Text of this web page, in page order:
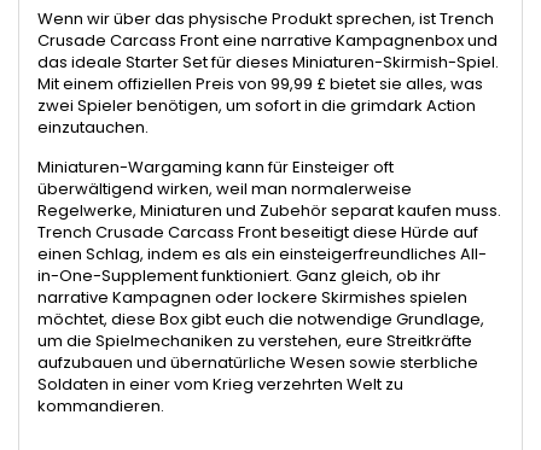
Wenn wir über das physische Produkt sprechen, ist Trench
Crusade Carcass Front eine narrative Kampagnenbox und
das ideale Starter Set für dieses Miniaturen-Skirmish-Spiel.
Mit einem offiziellen Preis von 99,99 £ bietet sie alles, was
zwei Spieler benötigen, um sofort in die grimdark Action
einzutauchen.
Miniaturen-Wargaming kann für Einsteiger oft
überwältigend wirken, weil man normalerweise
Regelwerke, Miniaturen und Zubehör separat kaufen muss.
Trench Crusade Carcass Front beseitigt diese Hürde auf
einen Schlag, indem es als ein einsteigerfreundliches All-
in-One-Supplement funktioniert. Ganz gleich, ob ihr
narrative Kampagnen oder lockere Skirmishes spielen
möchtet, diese Box gibt euch die notwendige Grundlage,
um die Spielmechaniken zu verstehen, eure Streitkräfte
aufzubauen und übernatürliche Wesen sowie sterbliche
Soldaten in einer vom Krieg verzehrten Welt zu
kommandieren.